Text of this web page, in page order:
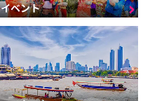
イベント